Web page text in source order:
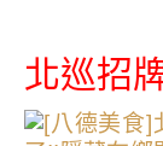
北巡招